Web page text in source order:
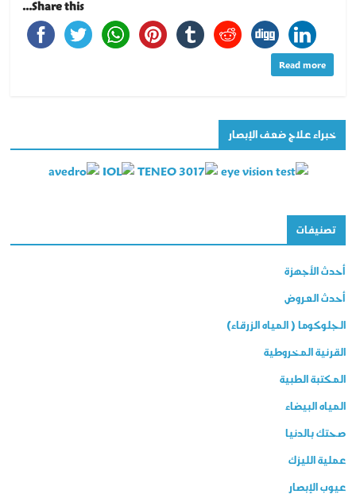
Share this...
Read more
خبراء علاج ضعف الإبصار
تصنيفات
أحدث الأجهزة
أحدث العروض
الجلوكوما ( المياه الزرقاء)
القرنية المخروطية
المكتبة الطبية
المياه البيضاء
صحتك بالدنيا
عملية الليزك
عيوب الإبصار